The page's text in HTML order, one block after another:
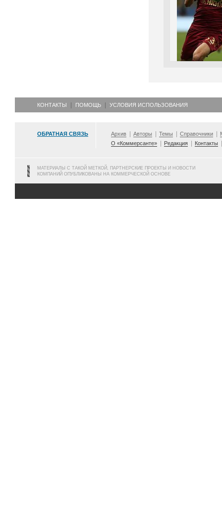
КОНТАКТЫ ПОМОЩЬ УСЛОВИЯ ИСПОЛЬЗОВАНИЯ
ОБРАТНАЯ СВЯЗЬ Архив Авторы Темы Справочники
О «Коммерсанте»
Редакция Контакты
МАТЕРИАЛЫ С ТАКОЙ МЕТКОЙ, ПАРТНЕРСКИЕ ПРОЕКТЫ И НОВОСТИ
КОМПАНИЙ ОПУБЛИКОВАНЫ НА КОММЕРЧЕСКОЙ ОСНОВЕ